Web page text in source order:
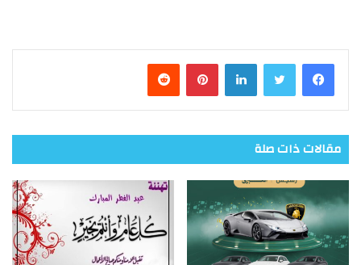
فيسبوك تويتر لينكدإن بينتيريست
مقالات ذات صلة